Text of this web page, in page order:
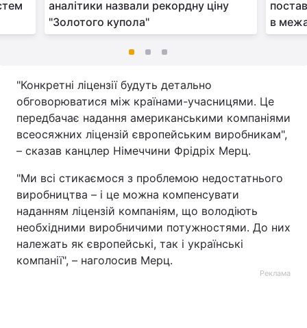
аналітики назвали рекордну ціну
"Золотого купола"
в
"Конкретні ліцензії будуть детально
обговорюватися між країнами-учасницями. Це
передбачає надання американськими компаніями
всеосяжних ліцензій європейським виробникам",
– сказав канцлер Німеччини Фрідріх Мерц.
"Ми всі стикаємося з проблемою недостатнього
виробництва – і це можна компенсувати
наданням ліцензій компаніям, що володіють
необхідними виробничими потужностями. До них
належать як європейські, так і українські
компанії", – наголосив Мерц.
Реклама